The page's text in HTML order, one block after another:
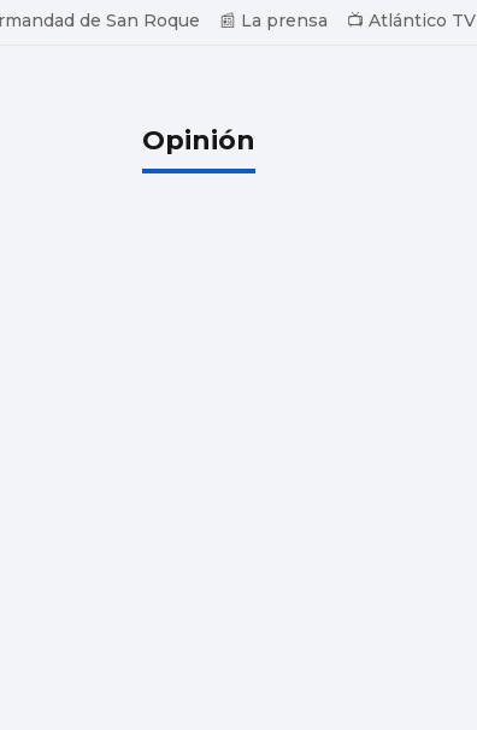
de San Roque 📰 La prensa 📺 Atlántico TV
Opinión